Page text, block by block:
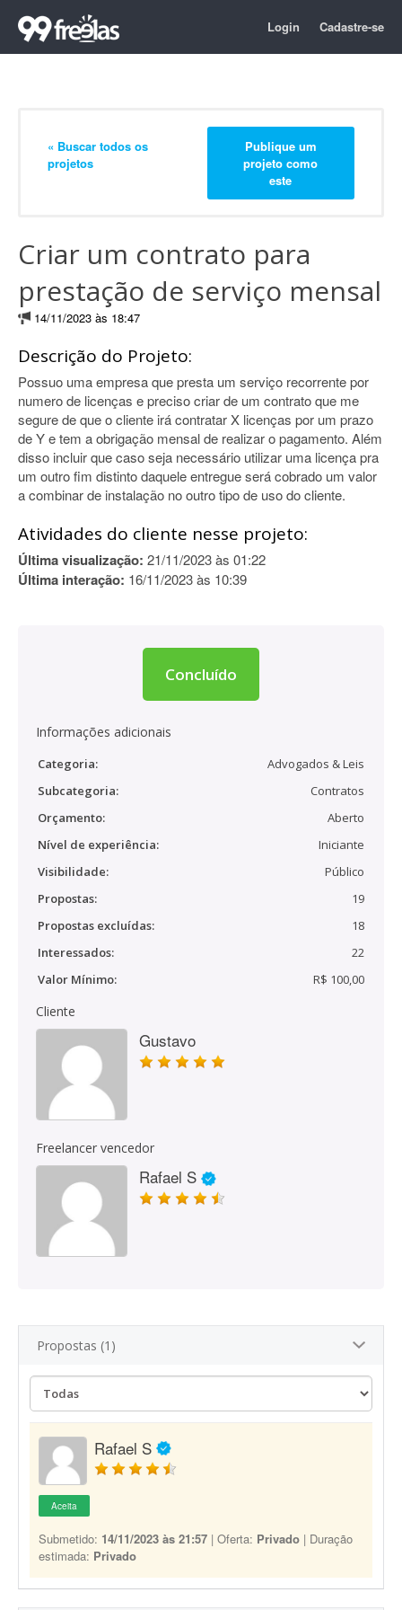
Login Cadastre-se
« Buscar todos os
projetos
Publique um
projeto como
este
Criar um contrato para
prestação de serviço mensal
14/11/2023 às 18:47
Descrição do Projeto:
Possuo uma empresa que presta um serviço recorrente por
numero de licenças e preciso criar de um contrato que me
segure de que o cliente irá contratar X licenças por um prazo
de Y e tem a obrigação mensal de realizar o pagamento. Além
disso incluir que caso seja necessário utilizar uma licença pra
um outro fim distinto daquele entregue será cobrado um valor
a combinar de instalação no outro tipo de uso do cliente.
Atividades do cliente nesse projeto:
Última visualização: 21/11/2023 às 01:22
Última interação: 16/11/2023 às 10:39
Concluído
Informações adicionais
Categoria:
Advogados & Leis
Subcategoria:
Contratos
Orçamento:
Aberto
Nível de experiência:
Iniciante
Visibilidade:
Público
Propostas:
19
Propostas excluídas:
18
Interessados:
22
Valor Mínimo:
R$ 100,00
Cliente
Gustavo
Freelancer vencedor
Rafael S
Propostas (1)
Rafael S
Aceita
Submetido: 14/11/2023 às 21:57 | Oferta: Privado | Duração
estimada: Privado